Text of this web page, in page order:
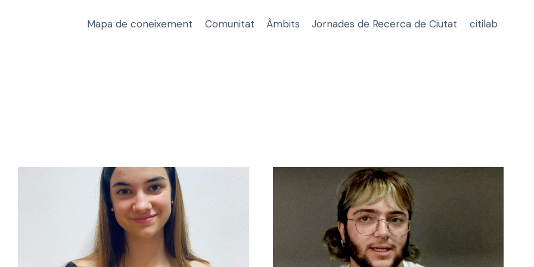
Mapa de coneixement Comunitat Àmbits Jornades de Recerca de Ciutat citilab